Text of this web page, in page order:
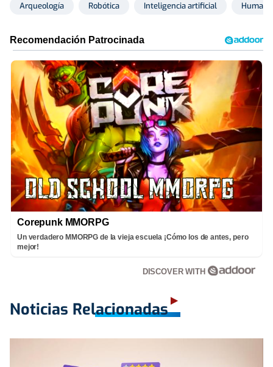
Arqueología Robótica Inteligencia artificial
Corepunk MMORPG
Un verdadero MMORPG de la vieja escuela ¡Cómo los de antes, pero
mejor!
DISCOVER WITH
Noticias Relacionadas